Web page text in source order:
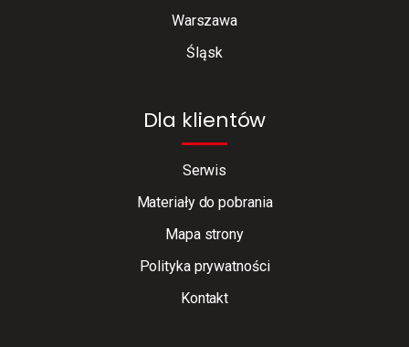
Warszawa
Śląsk
Dla klientów
Serwis
Materiały do pobrania
Mapa strony
Polityka prywatności
Kontakt